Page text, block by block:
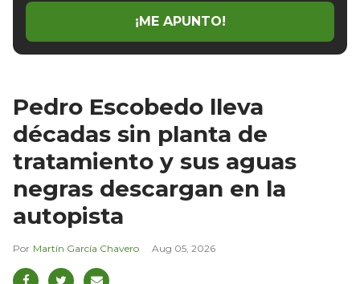
¡ME APUNTO!
Pedro Escobedo lleva
décadas sin planta de
tratamiento y sus aguas
negras descargan en la
autopista
Martín García Chavero Aug 05, 2026